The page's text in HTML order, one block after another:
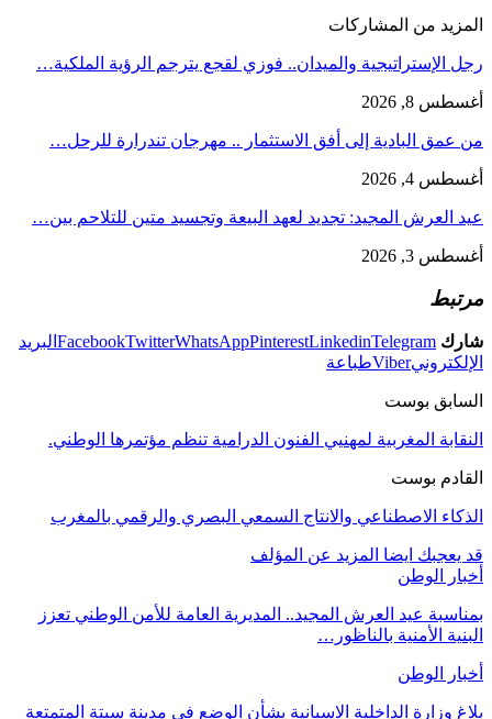
المزيد من المشاركات
رجل الإستراتيجية والميدان.. فوزي لقجع يترجم الرؤية الملكية…
أغسطس 8, 2026
من عمق البادية إلى أفق الاستثمار .. مهرجان تندرارة للرحل…
أغسطس 4, 2026
عيد العرش المجيد: تجديد لعهد البيعة وتجسيد متين للتلاحم بين…
أغسطس 3, 2026
مرتبط
شارك FacebookTwitterWhatsAppPinterestLinkedinTelegram
البريد
الإلكترونيViberطباعة
السابق بوست
النقابة المغربية لمهنيي الفنون الدرامية تنظم مؤتمرها الوطني.
القادم بوست
الذكاء الاصطناعي والانتاج السمعي البصري والرقمي بالمغرب
قد يعجبك ايضا المزيد عن المؤلف
أخبار الوطن
بمناسبة عيد العرش المجيد.. المديرية العامة للأمن الوطني تعزز
البنية الأمنية بالناظور…
أخبار الوطن
بلاغ وزارة الداخلية الاسبانية بشأن الوضع في مدينة سبتة المتمتعة